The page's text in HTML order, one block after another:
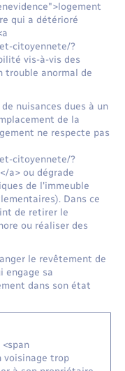
qui a détérioré
citoyennete/?
vis-à-vis des
trouble anormal de
nuisances dues à un
de la
ne respecte pas
citoyennete/?
a> ou dégrade
de l'immeuble
Dans ce
de retirer le
ou réaliser des
le revêtement de
engage sa
dans son état
voisinage trop